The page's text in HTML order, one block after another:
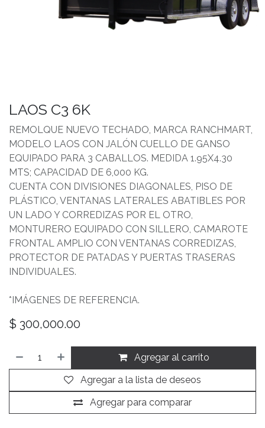
LAOS C3 6K
REMOLQUE NUEVO TECHADO, MARCA RANCHMART,
MODELO LAOS CON JALÓN CUELLO DE GANSO
EQUIPADO PARA 3 CABALLOS. MEDIDA 1.95X4.30
MTS; CAPACIDAD DE 6,000 KG.
CUENTA CON DIVISIONES DIAGONALES, PISO DE
PLÁSTICO, VENTANAS LATERALES ABATIBLES POR
UN LADO Y CORREDIZAS POR EL OTRO,
MONTURERO EQUIPADO CON SILLERO, CAMAROTE
FRONTAL AMPLIO CON VENTANAS CORREDIZAS,
PROTECTOR DE PATADAS Y PUERTAS TRASERAS
INDIVIDUALES.
*IMÁGENES DE REFERENCIA.
$ 300,000.00
Agregar al carrito
Agregar para comparar
Agregar a la lista de deseos